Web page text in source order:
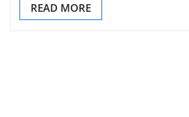
READ MORE